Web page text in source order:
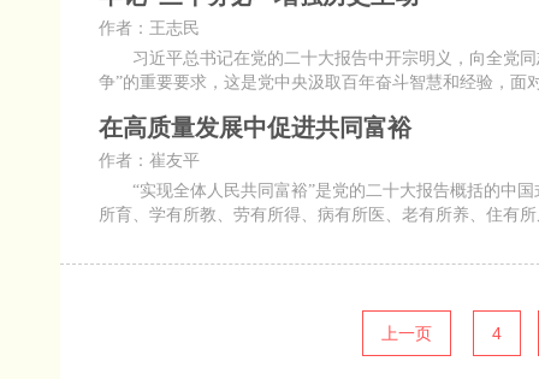
作者：王志民
习近平总书记在党的二十大报告中开宗明义，向全党同
争”的重要要求，这是党中央汲取百年奋斗智慧和经验，
在高质量发展中促进共同富裕
作者：崔友平
“实现全体人民共同富裕”是党的二十大报告概括的中国
所育、学有所教、劳有所得、病有所医、老有所养、住有
上一页 4